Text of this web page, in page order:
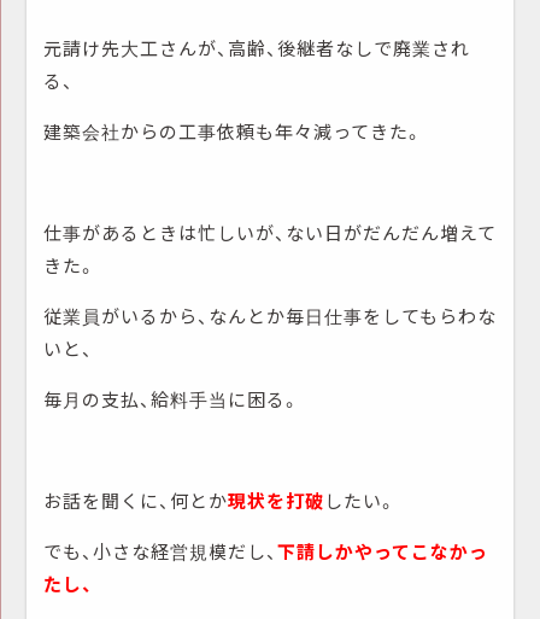
元請け先大工さんが、高齢、後継者なしで廃業され
る、
建築会社からの工事依頼も年々減ってきた。
仕事があるときは忙しいが、ない日がだんだん増えて
きた。
従業員がいるから、なんとか毎日仕事をしてもらわな
いと、
毎月の支払、給料手当に困る。
お話を聞くに、何とか現状を打破したい。
でも、小さな経営規模だし、下請しかやってこなかっ
たし、